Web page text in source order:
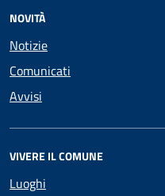
NOVITÀ
Notizie
Comunicati
Avvisi
VIVERE IL COMUNE
Luoghi